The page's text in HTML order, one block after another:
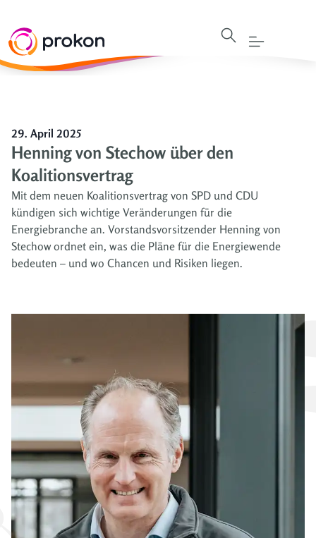
29. April 2025
Henning von Stechow über den
Koalitionsvertrag
Mit dem neuen Koalitionsvertrag von SPD und CDU
kündigen sich wichtige Veränderungen für die
Energiebranche an. Vorstandsvorsitzender Henning von
Stechow ordnet ein, was die Pläne für die Energiewende
bedeuten – und wo Chancen und Risiken liegen.